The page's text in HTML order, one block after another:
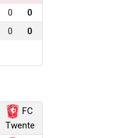
0
0
0 0
FC
Twente